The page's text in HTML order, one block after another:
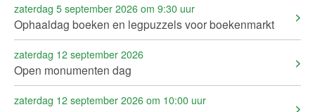
zaterdag 5 september 2026 om 9:30 uur
Ophaaldag boeken en legpuzzels voor boekenmarkt
zaterdag 12 september 2026
Open monumenten dag
zaterdag 12 september 2026 om 10:00 uur